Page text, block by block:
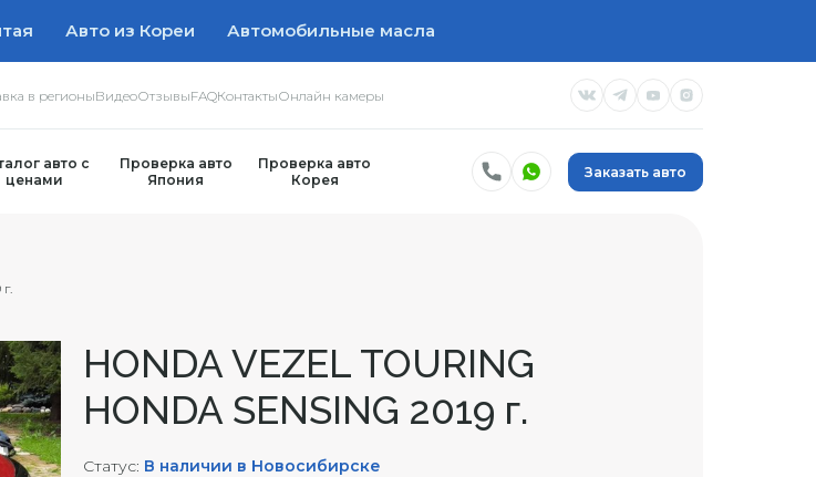
Авто из Кореи Автомобильные масла
в регионыВидеоОтзывыFAQКонтактыОнлайн камеры
авто с
ценами
Проверка авто
Япония
Проверка авто
Корея
Заказать авто
HONDA VEZEL TOURING
HONDA SENSING 2019 г.
Статус: В наличии в Новосибирске